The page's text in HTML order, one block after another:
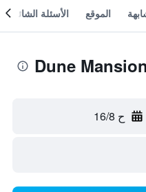
الموقع الأسئلة الشائعة
ح 16/8